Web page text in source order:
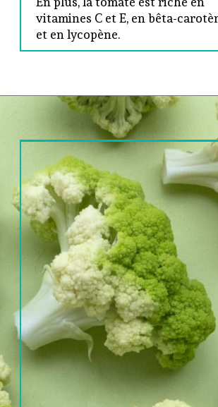
vitamines C et E, en bêta-
et en lycopène.